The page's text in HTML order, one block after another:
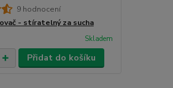
9 hodnocení
- stíratelný za sucha
Skladem
Přidat do košíku